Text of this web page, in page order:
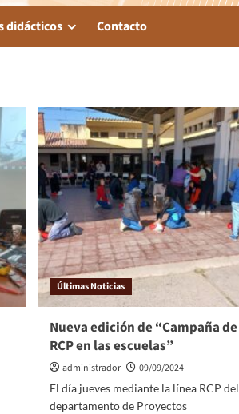
didácticos Contacto
Últimas Noticias
Nueva edición de “Campaña de
RCP en las escuelas”
administrador
09/09/2024
El día jueves mediante la línea RCP del
departamento de Proyectos